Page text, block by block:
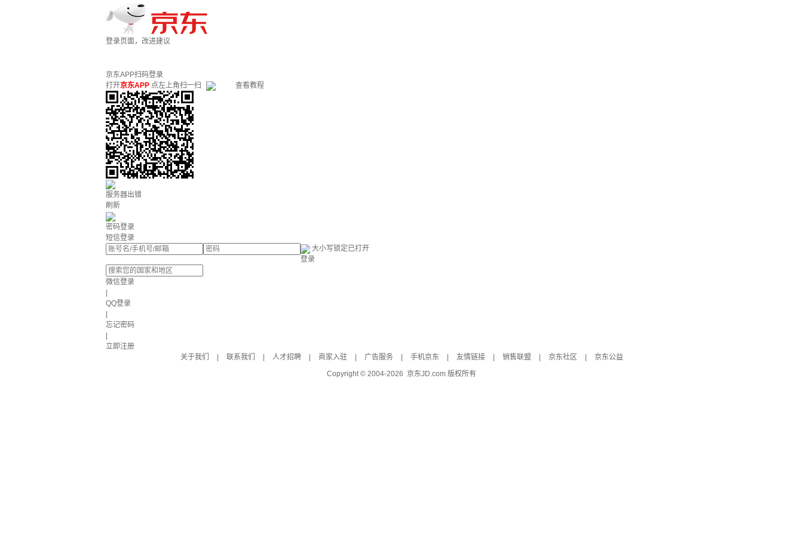
登录页面，改进建议
京东APP扫码登录
打开京东APP 点左上角扫一扫 查看教程
服务器出错
刷新
密码登录
短信登录
大小写锁定已打开
登录
微信登录
QQ登录
忘记密码
立即注册
关于我们
联系我们 人才招聘 商家入驻 广告服务 手机京东 友情链接 销售联盟 京东社区
京东公益
Copyright © 2004-2026 京东JD.com 版权所有